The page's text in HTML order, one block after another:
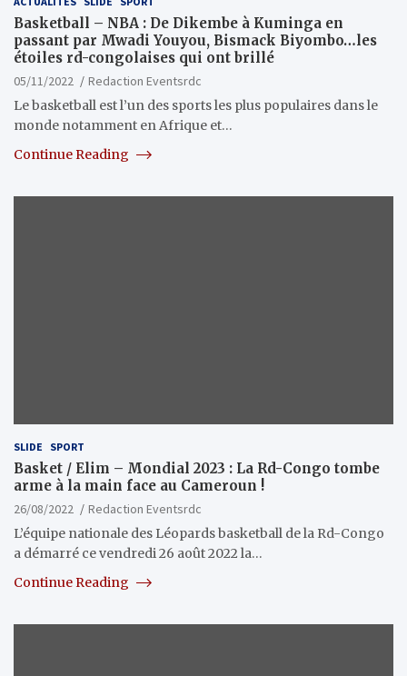
Basketball – NBA : De Dikembe à Kuminga en
passant par Mwadi Youyou, Bismack Biyombo…les
étoiles rd-congolaises qui ont brillé
05/11/2022
Redaction Eventsrdc
Le basketball est l’un des sports les plus populaires dans le
monde notamment en Afrique et…
Continue Reading
SLIDE SPORT
Basket / Elim – Mondial 2023 : La Rd-Congo tombe
arme à la main face au Cameroun !
26/08/2022
Redaction Eventsrdc
L’équipe nationale des Léopards basketball de la Rd-Congo
a démarré ce vendredi 26 août 2022 la…
Continue Reading